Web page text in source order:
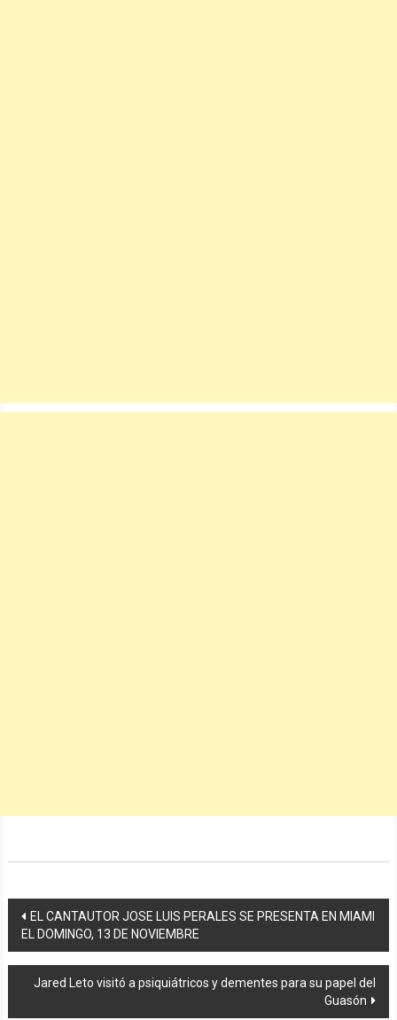
Navegación
de
entradas
EL CANTAUTOR JOSE LUIS PERALES SE PRESENTA EN MIAMI
EL DOMINGO, 13 DE NOVIEMBRE
Jared Leto visitó a psiquiátricos y dementes para su papel del
Guasón